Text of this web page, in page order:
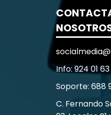
Info: 924 01
Soporte: 688
C. Fernando